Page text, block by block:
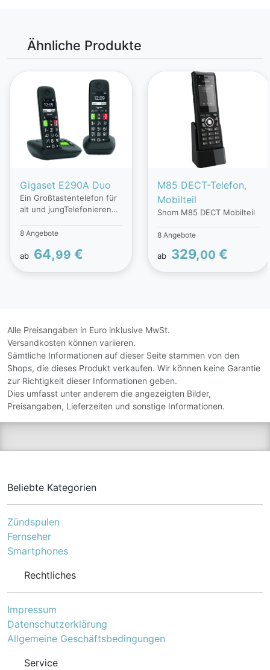
Ähnliche Produkte
Gigaset E290A Duo
Ein Großtastentelefon für
alt und jungTelefonieren
Schnickschnack. Dafür
Ausstattung für den
Menschen mit speziellen
Bedürfnissen in den
Punkten Hören, Sehen
und Tasten entwickelt
wurde. So ermöglichen
große Tasten, eine gut
ablesbare Anzeige und die
Erlebnis für alle
über einen integrierten
Anrufbeantworter.
8 Angebote
ab 64,99 €
M85 DECT-Telefon,
Mobilteil
Snom M85 DECT Mobilteil
8 Angebote
ab 329,00 €
Alle Preisangaben in Euro inklusive MwSt.
Versandkosten können variieren.
Sämtliche Informationen auf dieser Seite stammen von den
Shops, die dieses Produkt verkaufen. Wir können keine Garantie
zur Richtigkeit dieser Informationen geben.
Dies umfasst unter anderem die angezeigten Bilder,
Preisangaben, Lieferzeiten und sonstige Informationen.
Beliebte Kategorien
Zündspulen
Fernseher
Smartphones
Rechtliches
Impressum
Datenschutzerklärung
Allgemeine Geschäftsbedingungen
Service